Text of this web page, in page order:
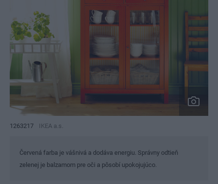
1263217 IKEA a.s.
Červená farba je vášnivá a dodáva energiu. Správny odtieň
zelenej je balzamom pre oči a pôsobí upokojujúco.